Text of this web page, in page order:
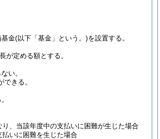
金(以下「基金」という。)を設置する。
が定める額とする。
い。
きる。
、当該年度中の支払いに困難が生じた場合
いに困難を生じた場合